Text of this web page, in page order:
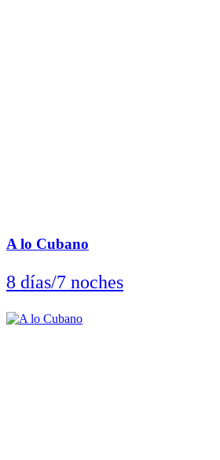
A lo Cubano
8 días/7 noches